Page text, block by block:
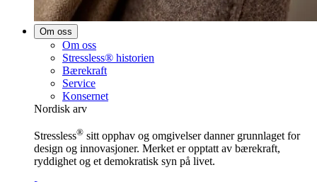
Om oss
Om oss
Stressless® historien
Bærekraft
Service
Konsernet
Nordisk arv
Stressless® sitt opphav og omgivelser danner grunnlaget for
design og innovasjoner. Merket er opptatt av bærekraft,
ryddighet og et demokratisk syn på livet.